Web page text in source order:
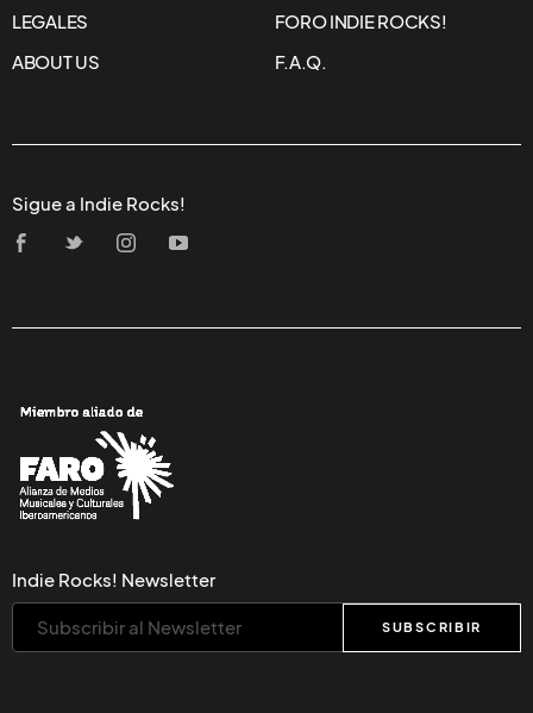
LEGALES
FORO INDIE ROCKS!
ABOUT US
F.A.Q.
Sigue a Indie Rocks!
Indie Rocks! Newsletter